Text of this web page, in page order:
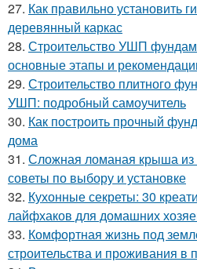
27. Как правильно установить
деревянный каркас
28. Строительство УШП
основные этапы и
29. Строительство плитного
УШП: подробный самоучитель
30. Как построить прочный
дома
31. Сложная ломаная крыша из
советы по выбору и установке
32. Кухонные секреты: 30
лайфхаков для домашних
33. Комфортная жизнь под
строительства и проживания в